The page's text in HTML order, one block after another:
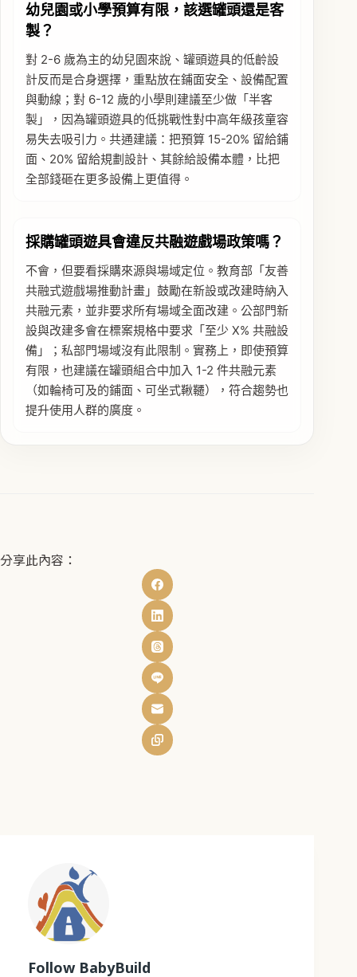
幼兒園或小學預算有限，該選罐頭還是客
製？
對 2-6 歲為主的幼兒園來說、罐頭遊具的低齡設
計反而是合身選擇，重點放在鋪面安全、設備配置
與動線；對 6-12 歲的小學則建議至少做「半客
製」，因為罐頭遊具的低挑戰性對中高年級孩童容
易失去吸引力。共通建議：把預算 15-20% 留給鋪
面、20% 留給規劃設計、其餘給設備本體，比把
全部錢砸在更多設備上更值得。
採購罐頭遊具會違反共融遊戲場政策嗎？
不會，但要看採購來源與場域定位。教育部「友善
共融式遊戲場推動計畫」鼓勵在新設或改建時納入
共融元素，並非要求所有場域全面改建。公部門新
設與改建多會在標案規格中要求「至少 X% 共融設
備」；私部門場域沒有此限制。實務上，即使預算
有限，也建議在罐頭組合中加入 1-2 件共融元素
（如輪椅可及的鋪面、可坐式鞦韆），符合趨勢也
提升使用人群的廣度。
分享此內容：
Follow BabyBuild